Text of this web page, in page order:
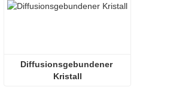
Diffusionsgebundener
Kristall